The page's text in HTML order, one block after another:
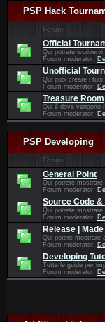
PSP Hack
Forum
Official
Qui potrete iscrivervi
Forum moderator:
Unofficial
Qui puoi creare i
Forum moderator:
Treasure Room
Qui è dove vengono
Forum moderator:
PSP Developing
Forum
General Point
Qui potrete mostrare
Forum moderator:
Source Code
Qui potrete mostrare
Forum moderator:
Release |
Qui potete mostrare
Forum moderator:
Developing
Tutte le guide per
Forum moderator: